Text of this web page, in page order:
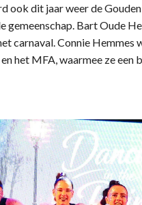
ook dit jaar weer de
gemeenschap. Bart Oude
carnaval. Connie
het MFA, waarmee ze